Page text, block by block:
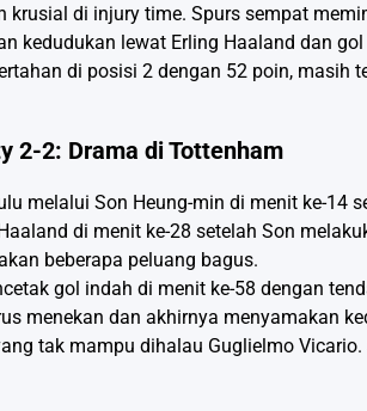
di injury time. Spurs sempat
kedudukan lewat Erling Haaland dan
di posisi 2 dengan 52 poin, masih
2-2: Drama di Tottenham
melalui Son Heung-min di menit ke-14
di menit ke-28 setelah Son
beberapa peluang bagus.
gol indah di menit ke-58 dengan
menekan dan akhirnya menyamakan
tak mampu dihalau Guglielmo Vicario.